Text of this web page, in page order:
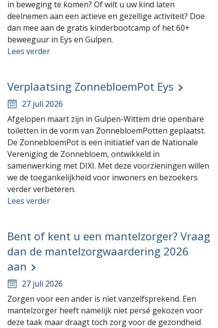
in beweging te komen? Of wilt u uw kind laten
deelnemen aan een actieve en gezellige activiteit? Doe
dan mee aan de gratis kinderbootcamp of het 60+
beweeguur in Eys en Gulpen.
Lees verder
Verplaatsing ZonnebloemPot Eys
27 juli 2026
Afgelopen maart zijn in Gulpen-Wittem drie openbare
toiletten in de vorm van ZonnebloemPotten geplaatst.
De ZonnebloemPot is een initiatief van de Nationale
Vereniging de Zonnebloem, ontwikkeld in
samenwerking met DIXI. Met deze voorzieningen willen
we de toegankelijkheid voor inwoners en bezoekers
verder verbeteren.
Lees verder
Bent of kent u een mantelzorger? Vraag
dan de mantelzorgwaardering 2026
aan
27 juli 2026
Zorgen voor een ander is niet vanzelfsprekend. Een
mantelzorger heeft namelijk niet persé gekozen voor
deze taak maar draagt toch zorg voor de gezondheid